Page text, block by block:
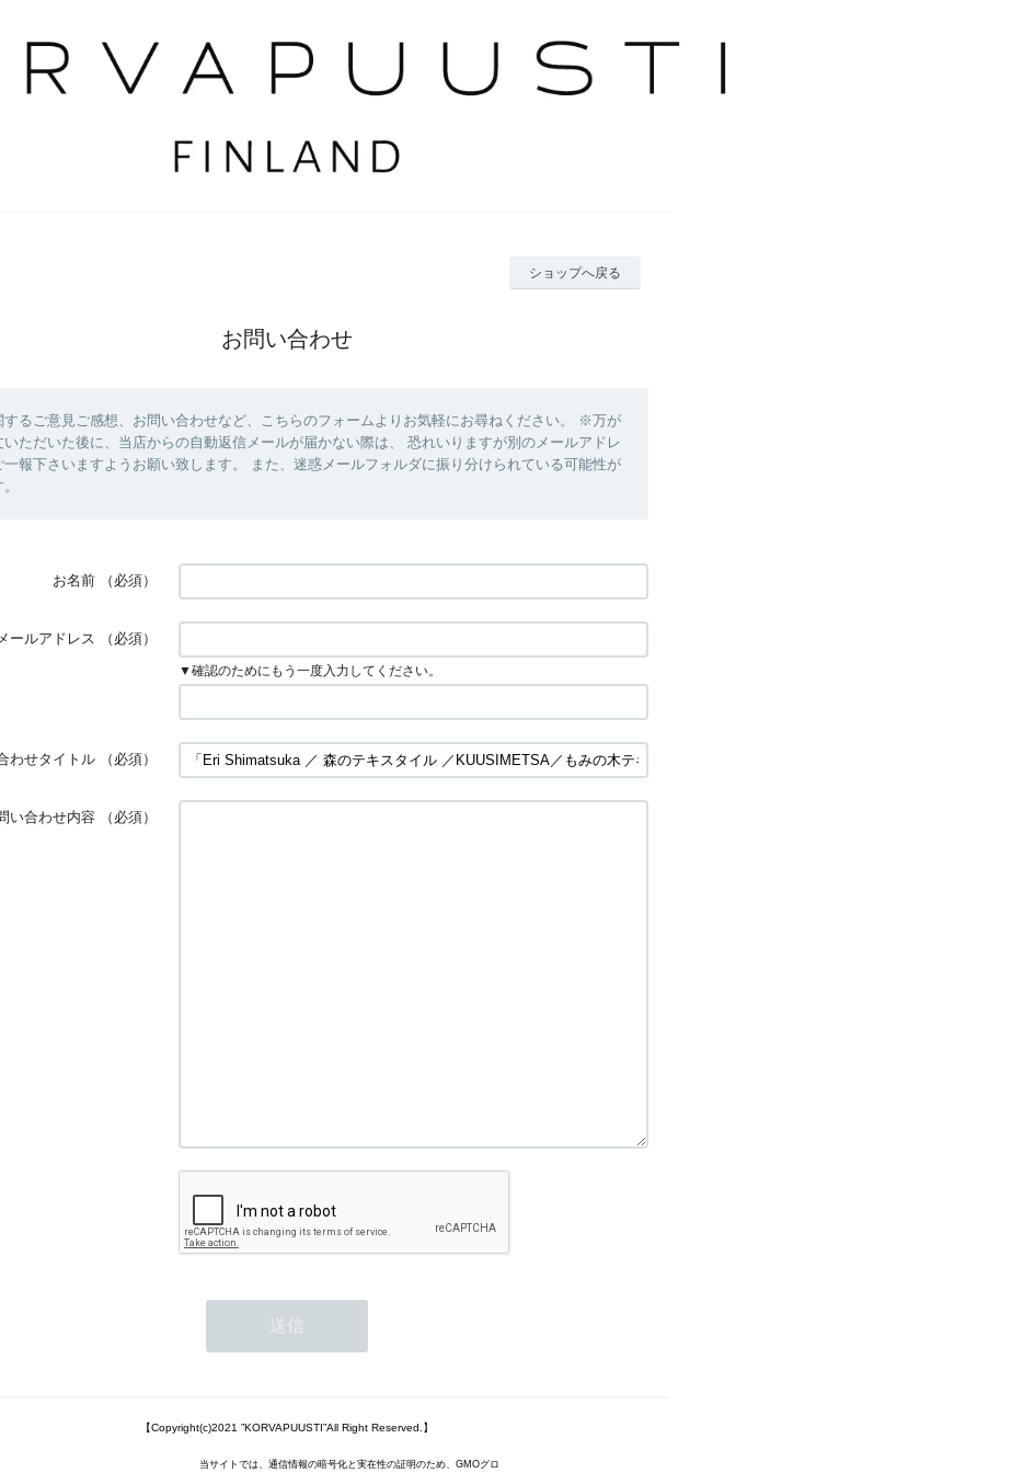
ショップへ戻る
お問い合わせ
するご意見ご感想、お問い合わせなど、こちらのフォームよりお気軽にお尋ねください。 ※万が
いただいた後に、当店からの自動返信メールが届かない際は、 恐れいりますが別のメールアドレ
一報下さいますようお願い致します。 また、迷惑メールフォルダに振り分けられている可能性が
お名前 （必須）
ールアドレス （必須）
▼確認のためにもう一度入力してください。
わせタイトル （必須）
い合わせ内容 （必須）
【Copyright(c)2021 ”KORVAPUUSTI”All Right Reserved.】
当サイトでは、通信情報の暗号化と実在性の証明のため、GMOグロ